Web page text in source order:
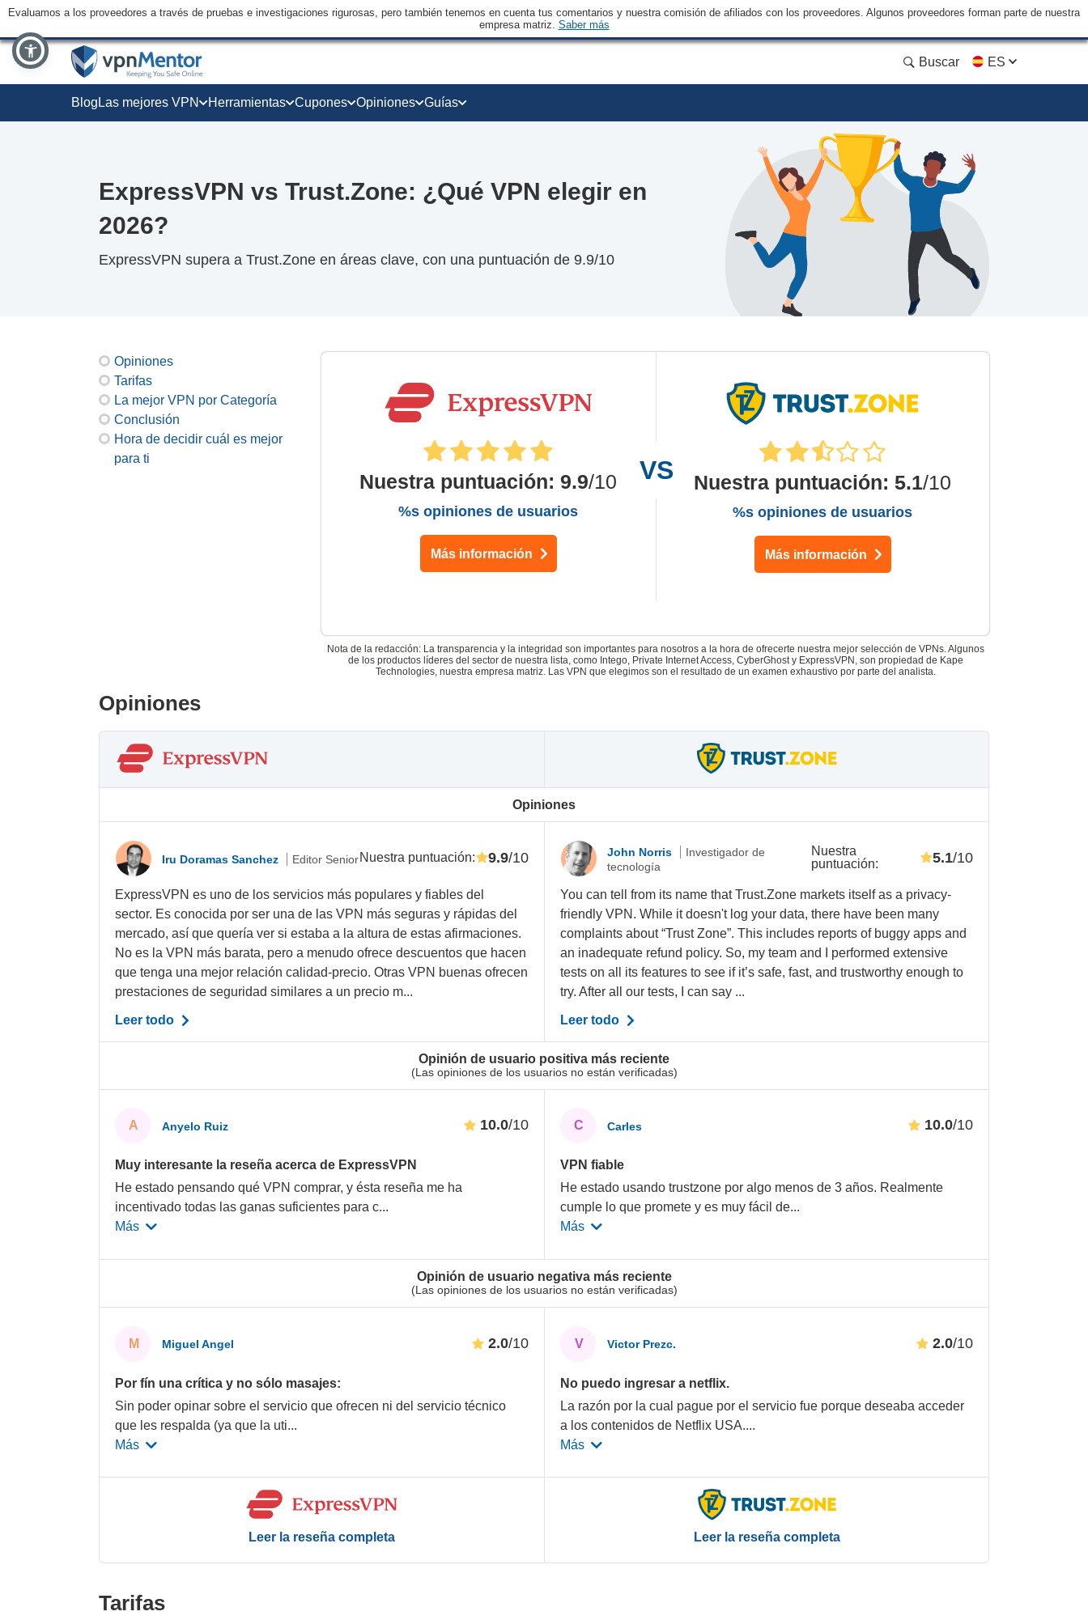
Evaluamos a los proveedores a través de pruebas e investigaciones rigurosas, pero también tenemos en cuenta tus comentarios y nuestra comisión de afiliados con los proveedores. Algunos proveedores forman parte de nuestra
empresa matriz. Saber más
Buscar ES
Blog Las mejores VPN Herramientas Cupones Opiniones Guías
ExpressVPN vs Trust.Zone: ¿Qué VPN elegir en
2026?
ExpressVPN supera a Trust.Zone en áreas clave, con una puntuación de 9.9/10
Opiniones
Tarifas
La mejor VPN por Categoría
Conclusión
Hora de decidir cuál es mejor
para ti
Nuestra puntuación: 9.9/10
%s opiniones de usuarios
Más información
Nuestra puntuación: 5.1/10
%s opiniones de usuarios
Más información
Nota de la redacción: La transparencia y la integridad son importantes para nosotros a la hora de ofrecerte nuestra mejor selección de VPNs. Algunos
de los productos líderes del sector de nuestra lista, como Intego, Private Internet Access, CyberGhost y ExpressVPN, son propiedad de Kape
Technologies, nuestra empresa matriz. Las VPN que elegimos son el resultado de un examen exhaustivo por parte del analista.
Opiniones
Opiniones
Opinión de usuario positiva más reciente
(Las opiniones de los usuarios no están verificadas)
Opinión de usuario negativa más reciente
(Las opiniones de los usuarios no están verificadas)
Iru Doramas Sanchez Editor SeniorNuestra puntuación: 9.9/10
ExpressVPN es uno de los servicios más populares y fiables del
sector. Es conocida por ser una de las VPN más seguras y rápidas del
mercado, así que quería ver si estaba a la altura de estas afirmaciones.
No es la VPN más barata, pero a menudo ofrece descuentos que hacen
que tenga una mejor relación calidad-precio. Otras VPN buenas ofrecen
prestaciones de seguridad similares a un precio m...
Leer todo
A Anyelo Ruiz 10.0/10
Muy interesante la reseña acerca de ExpressVPN
He estado pensando qué VPN comprar, y ésta reseña me ha
incentivado todas las ganas suficientes para c...
Más
M Miguel Angel 2.0/10
Por fín una crítica y no sólo masajes:
Sin poder opinar sobre el servicio que ofrecen ni del servicio técnico
que les respalda (ya que la uti...
Más
Leer la reseña completa
John Norris
Investigador de
tecnología
Nuestra
puntuación: 5.1/10
You can tell from its name that Trust.Zone markets itself as a privacy-
friendly VPN. While it doesn't log your data, there have been many
complaints about “Trust Zone”. This includes reports of buggy apps and
an inadequate refund policy. So, my team and I performed extensive
tests on all its features to see if it’s safe, fast, and trustworthy enough to
try. After all our tests, I can say ...
Leer todo
C Carles 10.0/10
VPN fiable
He estado usando trustzone por algo menos de 3 años. Realmente
cumple lo que promete y es muy fácil de...
Más
V Victor Prezc. 2.0/10
No puedo ingresar a netflix.
La razón por la cual pague por el servicio fue porque deseaba acceder
a los contenidos de Netflix USA....
Más
Leer la reseña completa
Tarifas